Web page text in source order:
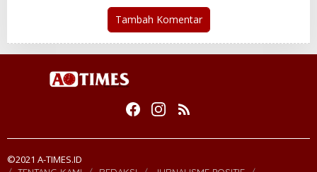
Tambah Komentar
©2021 A-TIMES.ID